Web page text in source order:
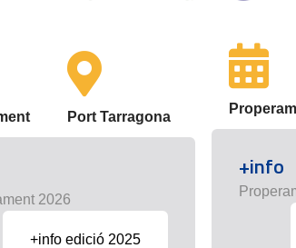
Port Tarragona
2026
+info edició 2025
+info